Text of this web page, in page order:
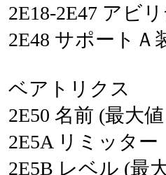
2E18-2E47 アビリ
2E48 サポートＡ
ベアトリクス
2E50 名前 (最大
2E5A リミッター
2E5B レベル (最